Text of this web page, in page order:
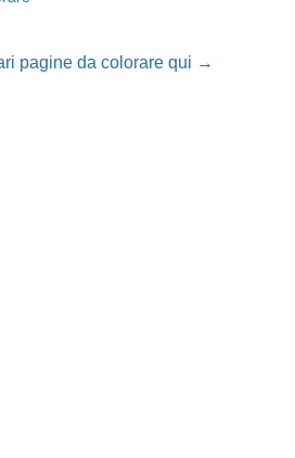
pagine da colorare qui →